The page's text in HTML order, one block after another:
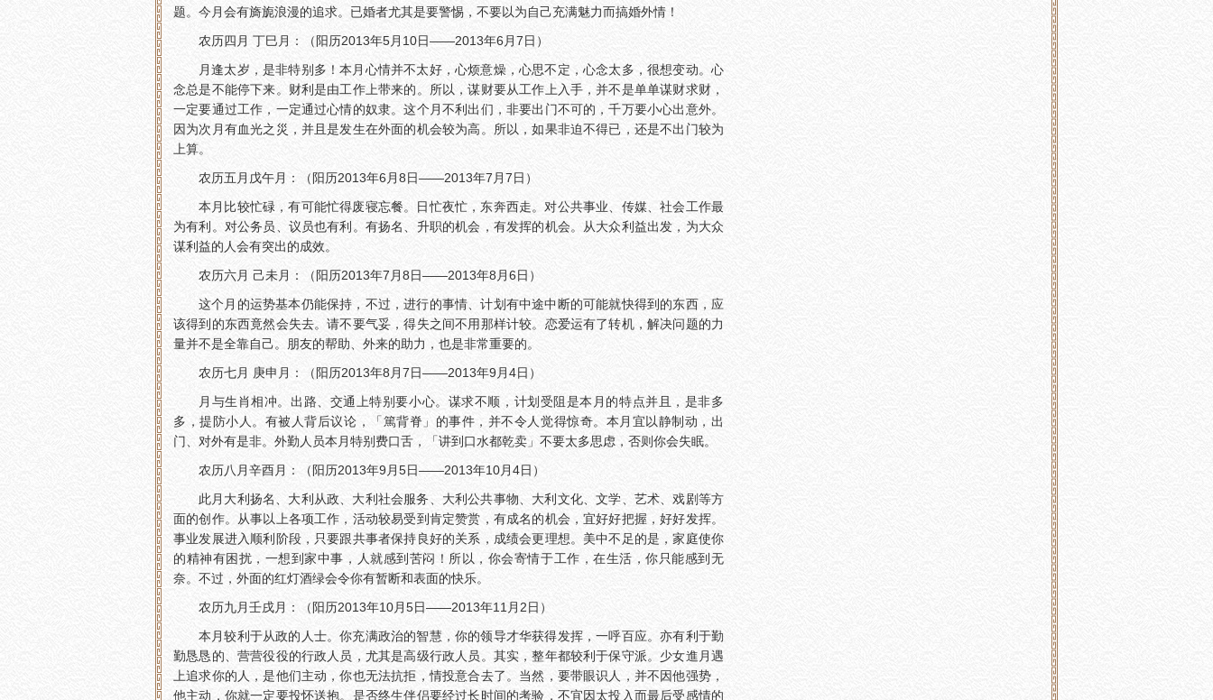
题。今月会有旖旎浪漫的追求。已婚者尤其是要警惕，不要以为自己充满魅力而搞婚外情！
农历四月 丁巳月：（阳历2013年5月10日——2013年6月7日）
月逢太岁，是非特别多！本月心情并不太好，心烦意燥，心思不定，心念太多，很想变动。心
念总是不能停下来。财利是由工作上带来的。所以，谋财要从工作上入手，并不是单单谋财求财，
一定要通过工作，一定通过心情的奴隶。这个月不利出们，非要出门不可的，千万要小心出意外。
因为次月有血光之災，并且是发生在外面的机会较为高。所以，如果非迫不得已，还是不出门较为
上算。
农历五月戊午月：（阳历2013年6月8日——2013年7月7日）
本月比较忙碌，有可能忙得废寝忘餐。日忙夜忙，东奔西走。对公共事业、传媒、社会工作最
为有利。对公务员、议员也有利。有扬名、升职的机会，有发挥的机会。从大众利益出发，为大众
谋利益的人会有突出的成效。
农历六月 己未月：（阳历2013年7月8日——2013年8月6日）
这个月的运势基本仍能保持，不过，进行的事情、计划有中途中断的可能就快得到的东西，应
该得到的东西竟然会失去。请不要气妥，得失之间不用那样计较。恋爱运有了转机，解决问题的力
量并不是全靠自己。朋友的帮助、外来的助力，也是非常重要的。
农历七月 庚申月：（阳历2013年8月7日——2013年9月4日）
月与生肖相冲。出路、交通上特别要小心。谋求不顺，计划受阻是本月的特点并且，是非多
多，提防小人。有被人背后议论，「篤背脊」的事件，并不令人觉得惊奇。本月宜以静制动，出
门、对外有是非。外勤人员本月特别费口舌，「讲到口水都乾卖」不要太多思虑，否则你会失眠。
农历八月辛酉月：（阳历2013年9月5日——2013年10月4日）
此月大利扬名、大利从政、大利社会服务、大利公共事物、大利文化、文学、艺术、戏剧等方
面的创作。从事以上各项工作，活动较易受到肯定赞赏，有成名的机会，宜好好把握，好好发挥。
事业发展进入顺利阶段，只要跟共事者保持良好的关系，成绩会更理想。美中不足的是，家庭使你
的精神有困扰，一想到家中事，人就感到苦闷！所以，你会寄情于工作，在生活，你只能感到无
奈。不过，外面的红灯酒绿会令你有暂断和表面的快乐。
农历九月壬戌月：（阳历2013年10月5日——2013年11月2日）
本月较利于从政的人士。你充满政治的智慧，你的领导才华获得发挥，一呼百应。亦有利于勤
勤恳恳的、营营役役的行政人员，尤其是高级行政人员。其实，整年都较利于保守派。少女進月遇
上追求你的人，是他们主动，你也无法抗拒，情投意合去了。当然，要带眼识人，并不因他强势，
他主动，你就一定要投怀送抱。是否终生伴侣要经过长时间的考验，不宜因太投入而最后受感情的